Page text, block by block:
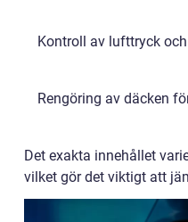
Kontroll av lufttryck
Rengöring av däcken
Det exakta innehållet
vilket gör det viktigt att